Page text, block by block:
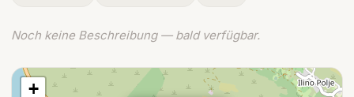
Noch keine Beschreibung — bald verfügbar.
+